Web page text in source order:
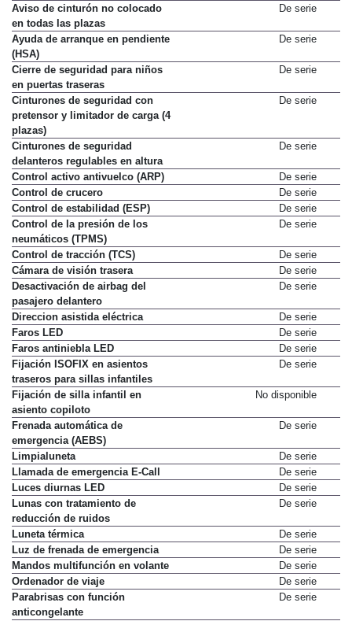
Aviso de cinturón no colocado
en todas las plazas
De serie
Ayuda de arranque en pendiente
(HSA)
De serie
Cierre de seguridad para niños
en puertas traseras
De serie
Cinturones de seguridad con
pretensor y limitador de carga (4
plazas)
De serie
Cinturones de seguridad
delanteros regulables en altura
De serie
Control activo antivuelco (ARP)
De serie
Control de crucero
De serie
Control de estabilidad (ESP)
De serie
Control de la presión de los
neumáticos (TPMS)
De serie
Control de tracción (TCS)
De serie
Cámara de visión trasera
De serie
Desactivación de airbag del
pasajero delantero
De serie
Direccion asistida eléctrica
De serie
Faros LED
De serie
Faros antiniebla LED
De serie
Fijación ISOFIX en asientos
traseros para sillas infantiles
De serie
Fijación de silla infantil en
asiento copiloto
No disponible
Frenada automática de
emergencia (AEBS)
De serie
Limpialuneta
De serie
Llamada de emergencia E-Call
De serie
Luces diurnas LED
De serie
Lunas con tratamiento de
reducción de ruidos
De serie
Luneta térmica
De serie
Luz de frenada de emergencia
De serie
Mandos multifunción en volante
De serie
Ordenador de viaje
De serie
Parabrisas con función
anticongelante
De serie